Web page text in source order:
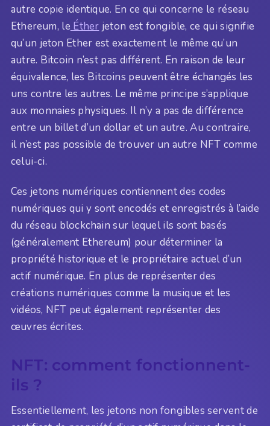
autre copie identique. En ce qui concerne le réseau
Ethereum, le Éther jeton est fongible, ce qui signifie
qu’un jeton Ether est exactement le même qu’un
autre. Bitcoin n’est pas différent. En raison de leur
équivalence, les Bitcoins peuvent être échangés les
uns contre les autres. Le même principe s’applique
aux monnaies physiques. Il n’y a pas de différence
entre un billet d’un dollar et un autre. Au contraire,
il n’est pas possible de trouver un autre NFT comme
celui-ci.
Ces jetons numériques contiennent des codes
numériques qui y sont encodés et enregistrés à l’aide
du réseau blockchain sur lequel ils sont basés
(généralement Ethereum) pour déterminer la
propriété historique et le propriétaire actuel d’un
actif numérique. En plus de représenter des
créations numériques comme la musique et les
vidéos, NFT peut également représenter des
œuvres écrites.
NFT: comment fonctionnent-
ils ?
Essentiellement, les jetons non fongibles servent de